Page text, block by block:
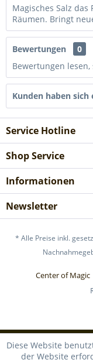
Magisches Salz
Räumen. Bringt
Bewertungen
0
Bewertungen
Kunden haben sich
Service Hotline
Shop Service
Informationen
Newsletter
* Alle Preise inkl.
Center of Magic
Diese Website
der Website